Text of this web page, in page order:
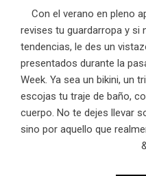
Con el verano en pleno
revises tu guardarropa y si
tendencias, le des un
presentados durante la
Week. Ya sea un bikini, un
escojas tu traje de baño,
cuerpo. No te dejes llevar
sino por aquello que